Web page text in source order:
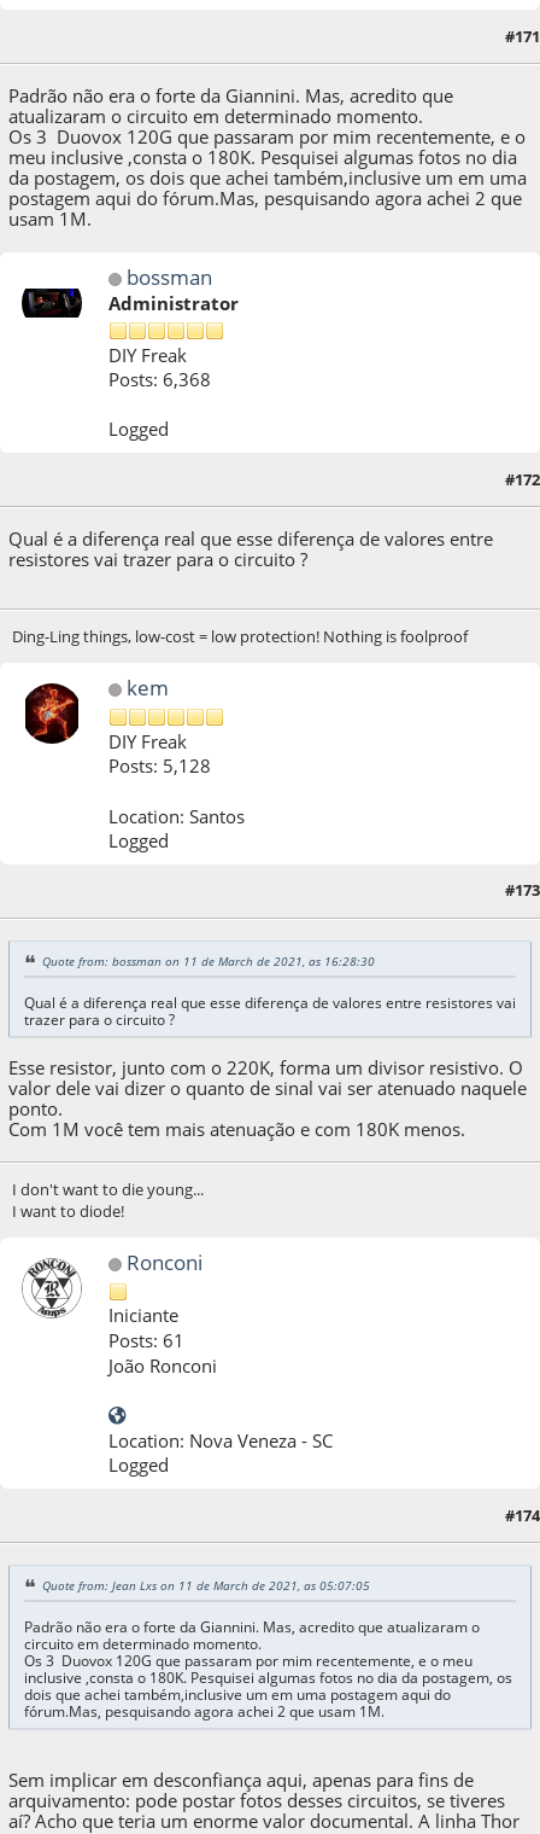
#171
Padrão não era o forte da Giannini. Mas, acredito que
atualizaram o circuito em determinado momento.
Os 3 Duovox 120G que passaram por mim recentemente, e o
meu inclusive ,consta o 180K. Pesquisei algumas fotos no dia
da postagem, os dois que achei também,inclusive um em uma
postagem aqui do fórum.Mas, pesquisando agora achei 2 que
usam 1M.
bossman
Administrator
DIY Freak
Posts: 6,368
Logged
#172
Qual é a diferença real que esse diferença de valores entre
resistores vai trazer para o circuito ?
Ding-Ling things, low-cost = low protection! Nothing is foolproof
kem
DIY Freak
Posts: 5,128
Location: Santos
Logged
: 11 de March de 2021, as 16:37:43 by#173
Quote from: bossman on 11 de March de 2021, as 16:28:30
Qual é a diferença real que esse diferença de valores entre resistores vai
trazer para o circuito ?
Esse resistor, junto com o 220K, forma um divisor resistivo. O
valor dele vai dizer o quanto de sinal vai ser atenuado naquele
ponto.
Com 1M você tem mais atenuação e com 180K menos.
I don't want to die young...
I want to diode!
Ronconi
Iniciante
Posts: 61
João Ronconi
Location: Nova Veneza - SC
Logged
#174
Quote from: Jean Lxs on 11 de March de 2021, as 05:07:05
Padrão não era o forte da Giannini. Mas, acredito que atualizaram o
circuito em determinado momento.
Os 3 Duovox 120G que passaram por mim recentemente, e o meu
inclusive ,consta o 180K. Pesquisei algumas fotos no dia da postagem, os
dois que achei também,inclusive um em uma postagem aqui do
fórum.Mas, pesquisando agora achei 2 que usam 1M.
Sem implicar em desconfiança aqui, apenas para fins de
arquivamento: pode postar fotos desses circuitos, se tiveres
aí? Acho que teria um enorme valor documental. A linha Thor